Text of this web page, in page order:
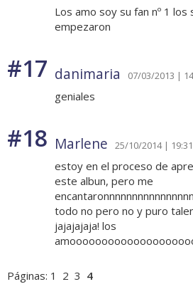
Los amo soy su fan nº 1
empezaron
#17 danimaria 07/03/2013 |
geniales
#18 Marlene 25/10/2014 | 19:31
estoy en el proceso de
este albun, pero me
todo no pero no y puro
jajajajaja! los
Páginas: 1 2 3 4